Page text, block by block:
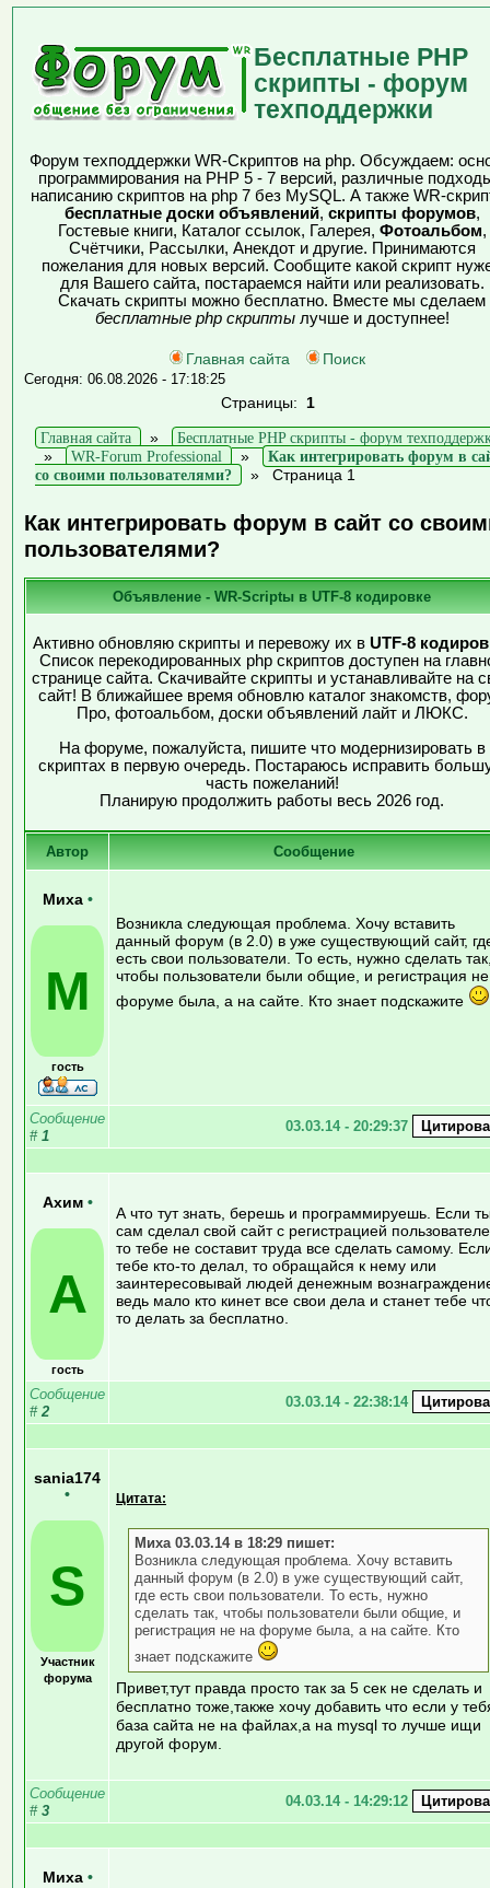
Бесплатные PHP
скрипты - форум
техподдержки
Форум техподдержки WR-Скриптов на php. Обсуждаем:
программирования на PHP 5 - 7 версий, различные
написанию скриптов на php 7 без MySQL. А также WR-
бесплатные доски объявлений, скрипты форумов,
Гостевые книги, Каталог ссылок, Галерея, Фотоальбом,
Счётчики, Рассылки, Анекдот и другие. Принимаются
пожелания для новых версий. Сообщите какой скрипт
для Вашего сайта, постараемся найти или реализовать.
Скачать скрипты можно бесплатно. Вместе мы сделаем
бесплатные php скриптылучше и доступнее!
Главная сайта Поиск
Сегодня: 06.08.2026 - 17:18:25
Страницы: 1
Главная сайта
»
Бесплатные PHP скрипты - форум
»
WR-Forum Professional »
Как интегрировать форум в
со своими пользователями?
» Страница 1
Как интегрировать форум в сайт со
пользователями?
Объявление - WR-Scriptы в UTF-8 кодировке
Активно обновляю скрипты и перевожу их в UTF-8
Список перекодированных php скриптов доступен на
странице сайта. Скачивайте скрипты и устанавливайте на
сайт! В ближайшее время обновлю каталог знакомств,
Про, фотоальбом, доски объявлений лайт и ЛЮКС.
На форуме, пожалуйста, пишите что модернизировать в
скриптах в первую очередь. Постараюсь исправить
часть пожеланий!
Планирую продолжить работы весь 2026 год.
Автор Сообщение
Миха •
М
гость
Возникла следующая проблема. Хочу вставить
данный форум (в 2.0) в уже существующий сайт,
есть свои пользователи. То есть, нужно сделать
чтобы пользователи были общие, и регистрация
форуме была, а на сайте. Кто знает подскажите
Сообщение
# 1
03.03.14 - 20:29:37
Ахим •
А
гость
А что тут знать, берешь и программируешь. Если
сам сделал свой сайт с регистрацией
то тебе не составит труда все сделать самому.
тебе кто-то делал, то обращайся к нему или
заинтересовывай людей денежным
ведь мало кто кинет все свои дела и станет тебе
то делать за бесплатно.
Сообщение
# 2
03.03.14 - 22:38:14
sania174
•
S
Участник
форума
Цитата:
Миха 03.03.14 в 18:29 пишет:
Возникла следующая проблема. Хочу вставить
данный форум (в 2.0) в уже существующий сайт,
где есть свои пользователи. То есть, нужно
сделать так, чтобы пользователи были общие, и
регистрация не на форуме была, а на сайте. Кто
знает подскажите
Привет,тут правда просто так за 5 сек не сделать и
бесплатно тоже,также хочу добавить что если у
база сайта не на файлах,а на mysql то лучше ищи
другой форум.
Сообщение
# 3
04.03.14 - 14:29:12
Миха •